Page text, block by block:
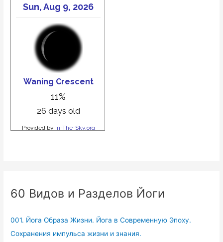
60 Видов и Разделов Йоги
001. Йога Образа Жизни. Йога в Современную Эпоху.
Сохранения импульса жизни и знания.